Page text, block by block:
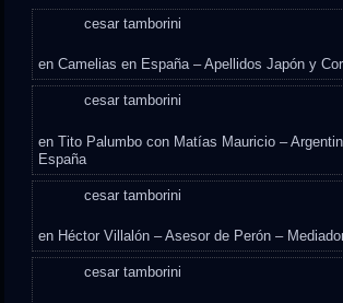
cesar tamborini
enCamelias en España – Apellidos Japón y
cesar tamborini
enTito Palumbo con Matías Mauricio –
España
cesar tamborini
en Héctor Villalón – Asesor de Perón –
cesar tamborini